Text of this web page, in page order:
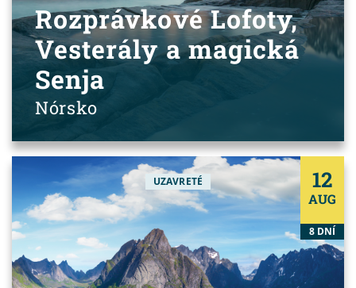
Rozprávkové Lofoty,
Vesterály a magická
Senja
Nórsko
UZAVRETÉ 12
AUG
8 DNÍ